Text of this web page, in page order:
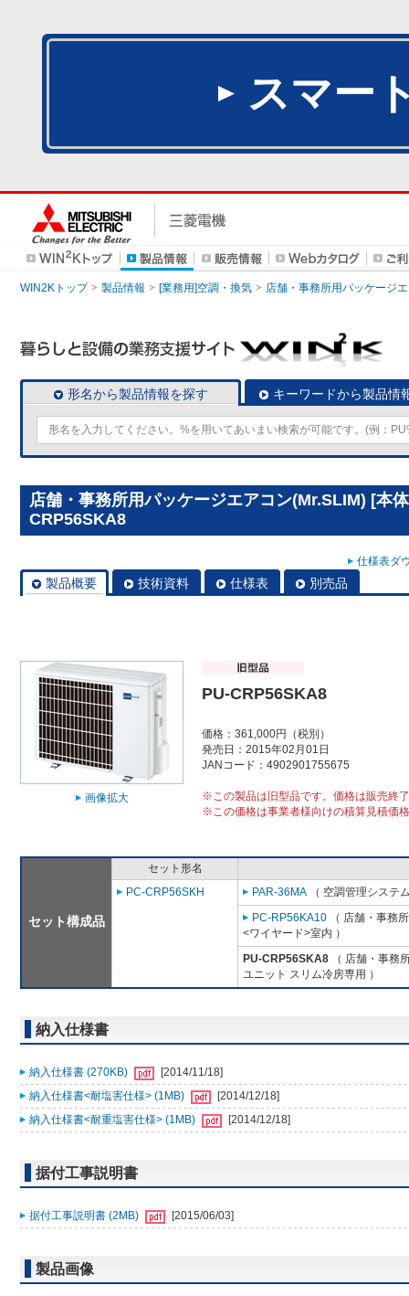
スマー
WIN2Kトップ 製品情報 [業務用]空調・換気 店舗・事務所用パッケージ
形名から製品情報を探す キーワードから製品情
店舗・事務所用パッケージエアコン(Mr.SLIM) [本
CRP56SKA8
仕様表ダ
製品概要 技術資料 仕様表 別売品
画像拡大
PU-CRP56SKA8
価格：361,000円（税別）
発売日：2015年02月01日
JANコード：4902901755675
※この製品は旧型品です。価格は販売終
※この価格は事業者様向けの積算見積価
セット構成品
セット形名
PC-CRP56SKH
PAR-36MA （ 空調管理システ
PC-RP56KA10 （ 店舗・事務
<ワイヤード>室内 ）
PU-CRP56SKA8 （ 店舗・事務
ユニット スリム冷房専用 ）
納入仕様書
納入仕様書 (270KB)
[2014/11/18]
納入仕様書<耐塩害仕様> (1MB)
[2014/12/18]
納入仕様書<耐重塩害仕様> (1MB)
[2014/12/18]
据付工事説明書
据付工事説明書 (2MB) [2015/06/03]
製品画像